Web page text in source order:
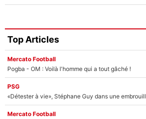
Top Articles
Mercato Football
Pogba - OM : Voilà l'homme qui a tout gâché !
PSG
«Détester à vie», Stéphane Guy dans une
Mercato Football